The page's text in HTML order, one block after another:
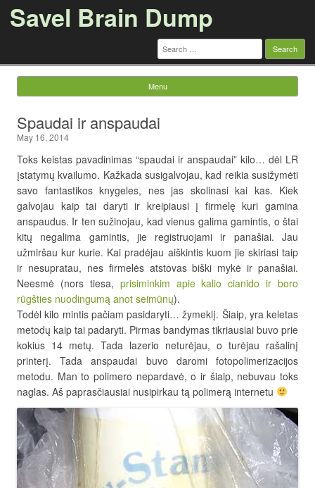
Savel Brain Dump
Search
for:
Menu
Spaudai ir anspaudai
May 16, 2014
Toks keistas pavadinimas “spaudai ir anspaudai” kilo… dėl LR
įstatymų kvailumo. Kažkada susigalvojau, kad reikia susižymėti
savo fantastikos knygeles, nes jas skolinasi kai kas. Kiek
galvojau kaip tai daryti ir kreipiausi į firmelę kuri gamina
anspaudus. Ir ten sužinojau, kad vienus galima gamintis, o štai
kitų negalima gamintis, jie registruojami ir panašiai. Jau
užmiršau kur kurie. Kai pradėjau aiškintis kuom jie skiriasi taip
ir nesupratau, nes firmelės atstovas biški mykė ir panašiai.
Neesmė (nors tiesa, prisiminkim apie kalio cianido ir boro
rūgšties nuodingumą anot seimūnų).
Todėl kilo mintis pačiam pasidaryti… žymeklį. Šiaip, yra keletas
metodų kaip tai padaryti. Pirmas bandymas tikriausiai buvo prie
kokius 14 metų. Tada lazerio neturėjau, o turėjau rašalinį
printerį. Tada anspaudai buvo daromi fotopolimerizacijos
metodu. Man to polimero nepardavė, o ir šiaip, nebuvau toks
naglas. Aš paprasčiausiai nusipirkau tą polimerą internetu